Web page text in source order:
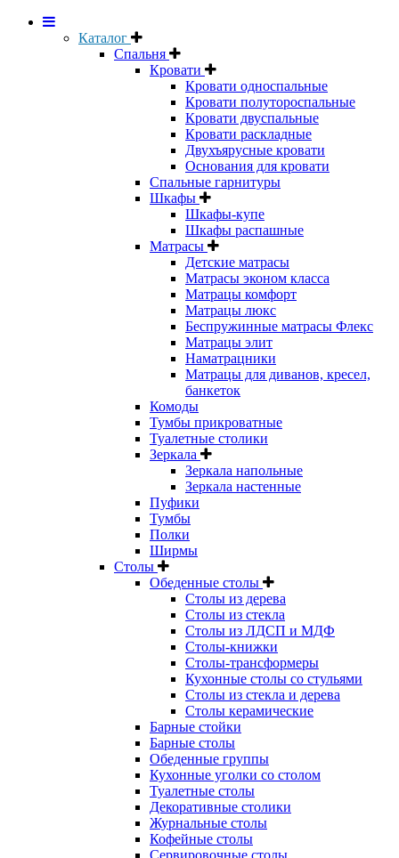
Каталог
Спальня
Кровати
Кровати односпальные
Кровати полутороспальные
Кровати двуспальные
Кровати раскладные
Двухъярусные кровати
Основания для кровати
Спальные гарнитуры
Шкафы
Шкафы-купе
Шкафы распашные
Матрасы
Детские матрасы
Матрасы эконом класса
Матрацы комфорт
Матрацы люкс
Беспружинные матрасы Флекс
Матрацы элит
Наматрацники
Матрацы для диванов, кресел,
банкеток
Комоды
Тумбы прикроватные
Туалетные столики
Зеркала
Зеркала напольные
Зеркала настенные
Пуфики
Тумбы
Полки
Ширмы
Столы
Обеденные столы
Столы из дерева
Столы из стекла
Столы из ЛДСП и МДФ
Столы-книжки
Столы-трансформеры
Кухонные столы со стульями
Столы из стекла и дерева
Столы керамические
Барные стойки
Барные столы
Обеденные группы
Кухонные уголки со столом
Туалетные столы
Декоративные столики
Журнальные столы
Кофейные столы
Сервировочные столы